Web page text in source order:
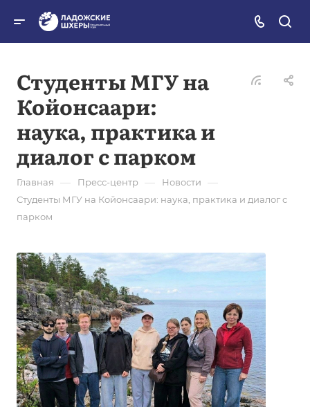
Студенты МГУ на
Койонсаари:
наука, практика и
диалог с парком
Главная — Пресс-центр — Новости —
Студенты МГУ на Койонсаари: наука, практика и диалог с
парком